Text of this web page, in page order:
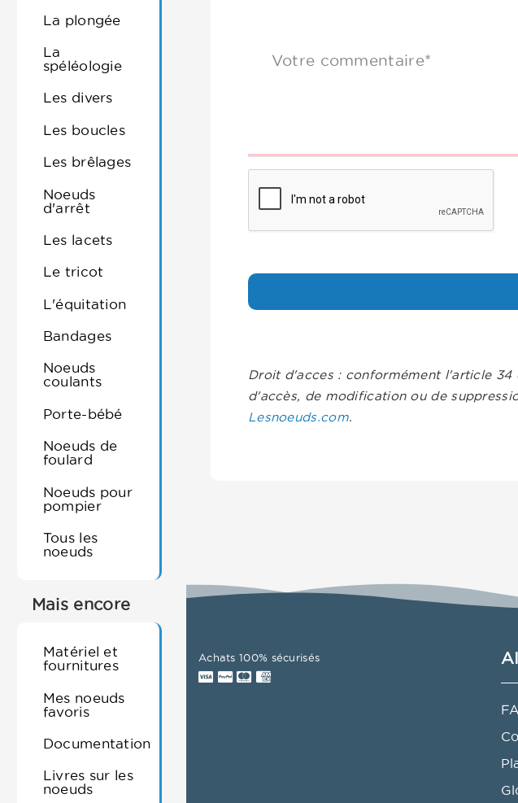
La plongée
La
spéléologie
Les divers
Les boucles
Les brêlages
Noeuds
d'arrêt
Les lacets
Le tricot
L'équitation
Bandages
Noeuds
coulants
Porte-bébé
Noeuds de
foulard
Noeuds pour
pompier
Tous les
noeuds
Mais encore
Matériel et
fournitures
Mes noeuds
favoris
Documentation
Livres sur les
noeuds
Votre commentaire*
Droit d'acces : conformément l'article
d'accès, de modification ou de
Lesnoeuds.com.
Achats 100% sécurisés